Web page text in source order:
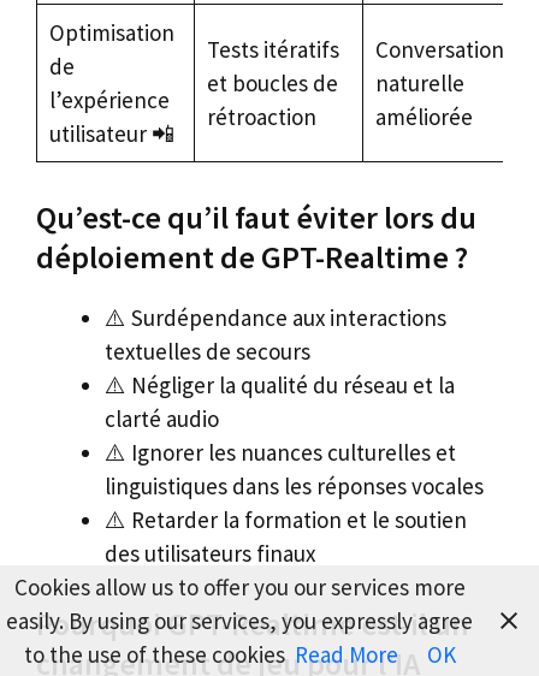
Optimisation
de
l’expérience
utilisateur 📲
Tests itératifs
et boucles de
rétroaction
Conversation
naturelle
améliorée
Qu’est-ce qu’il faut éviter lors du
déploiement de GPT-Realtime ?
⚠️ Surdépendance aux interactions
textuelles de secours
⚠️ Négliger la qualité du réseau et la
clarté audio
⚠️ Ignorer les nuances culturelles et
linguistiques dans les réponses vocales
⚠️ Retarder la formation et le soutien
des utilisateurs finaux
Pourquoi GPT-Realtime est-il un
changement de jeu pour l’IA
Cookies allow us to offer you our services more
easily. By using our services, you expressly agree
to the use of these cookies Read More OK